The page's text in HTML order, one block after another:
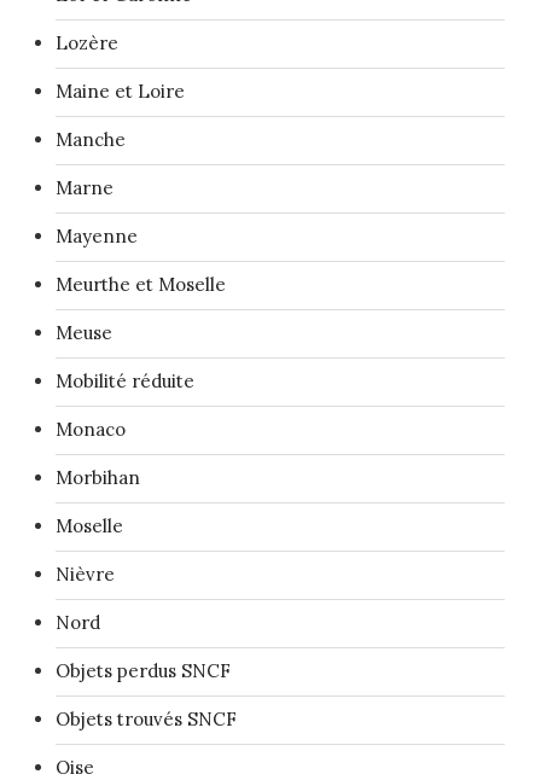
Lozère
Maine et Loire
Manche
Marne
Mayenne
Meurthe et Moselle
Meuse
Mobilité réduite
Monaco
Morbihan
Moselle
Nièvre
Nord
Objets perdus SNCF
Objets trouvés SNCF
Oise